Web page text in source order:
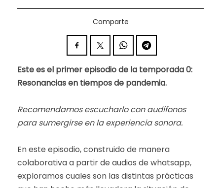
Comparte
Este es el primer episodio de la temporada 0:
Resonancias en tiempos de pandemia.
Recomendamos escucharlo con audífonos
para sumergirse en la experiencia sonora.
En este episodio, construido de manera
colaborativa a partir de audios de whatsapp,
exploramos cuales son las distintas prácticas